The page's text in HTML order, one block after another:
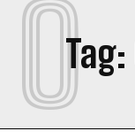
Tag:
O